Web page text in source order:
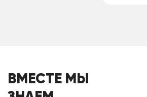
ВМЕСТЕ МЫ